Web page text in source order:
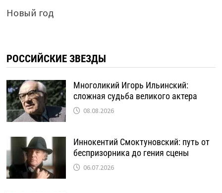
Новый год
РОССИЙСКИЕ ЗВЕЗДЫ
Многоликий Игорь Ильинский:
сложная судьба великого актера
08.08.2026
Иннокентий Смоктуновский: путь от
беспризорника до гения сцены
06.07.2026